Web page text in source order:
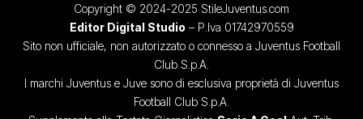
Copyright © 2024-2025 StileJuventus.com
Editor Digital Studio – P.Iva 01742970559
Sito non ufficiale, non autorizzato o connesso a Juventus Football
Club S.p.A.
I marchi Juventus e Juve sono di esclusiva proprietà di Juventus
Football Club S.p.A.